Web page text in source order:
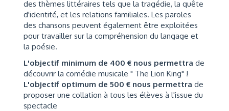
des thèmes littéraires tels que la tragédie, la quête
d'identité, et les relations familiales. Les paroles
des chansons peuvent également être exploitées
pour travailler sur la compréhension du langage et
la poésie.
L'objectif minimum de 400 € nous permettra de
découvrir la comédie musicale " The Lion King" !
L'objectif optimum de 500 € nous permettra de
proposer une collation à tous les élèves à l'issue du
spectacle